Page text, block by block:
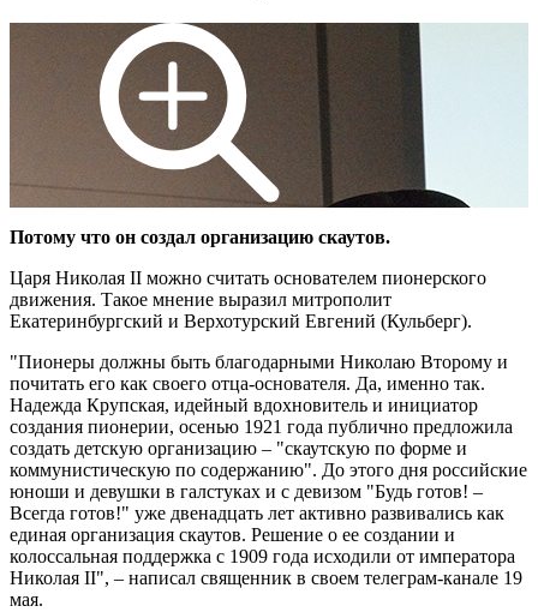
Потому что он создал организацию скаутов.
Царя Николая II можно считать основателем пионерского
движения. Такое мнение выразил митрополит
Екатеринбургский и Верхотурский Евгений (Кульберг).
"Пионеры должны быть благодарными Николаю Второму и
почитать его как своего отца-основателя. Да, именно так.
Надежда Крупская, идейный вдохновитель и инициатор
создания пионерии, осенью 1921 года публично предложила
создать детскую организацию – "скаутскую по форме и
коммунистическую по содержанию". До этого дня российские
юноши и девушки в галстуках и с девизом "Будь готов! –
Всегда готов!" уже двенадцать лет активно развивались как
единая организация скаутов. Решение о ее создании и
колоссальная поддержка с 1909 года исходили от императора
Николая II", – написал священник в своем телеграм-канале 19
мая.